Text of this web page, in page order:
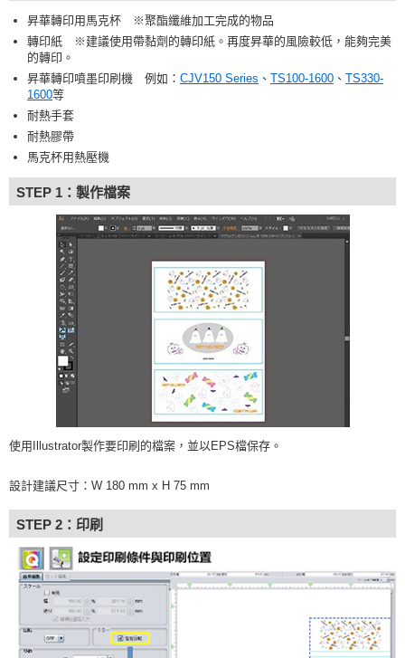
昇華轉印用馬克杯 ※聚酯纖維加工完成的物品
轉印紙 ※建議使用帶黏劑的轉印紙。再度昇華的風險較低，能夠完美
的轉印。
昇華轉印噴墨印刷機 例如： CJV150 Series 、 TS100-1600 、 TS330-
1600等
耐熱手套
耐熱膠帶
馬克杯用熱壓機
STEP 1：製作檔案
使用Illustrator製作要印刷的檔案，並以EPS檔保存。
設計建議尺寸：W 180 mm x H 75 mm
STEP 2：印刷